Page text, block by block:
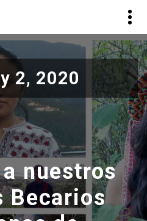
2, 2020
nuestros
Becarios